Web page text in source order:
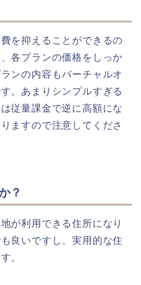
を抑えることができるの
各プランの価格をしっか
ンの内容もバーチャルオ
。あまりシンプルすぎる
従量課金で逆に高額にな
ますので注意してくださ
？
が利用できる住所になり
良いですし、実用的な住
。